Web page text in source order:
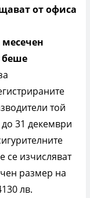
от офиса
беше
той
31 декември
се изчисляват
размер на
лв.